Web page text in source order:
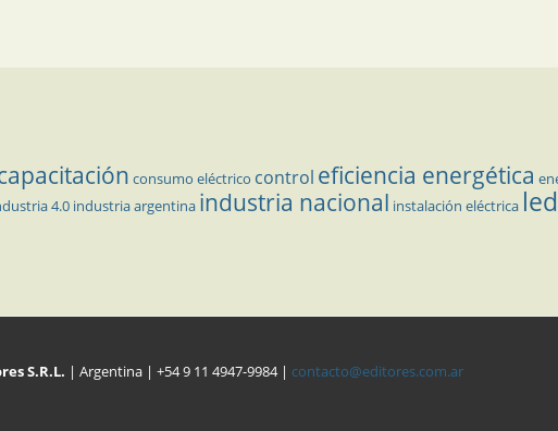
consumo eléctrico control eficiencia energética
4.0 industria argentina industria nacional instalación eléctrica led
S.R.L. | Argentina | +54 9 11 4947-9984 | contacto@editores.com.ar